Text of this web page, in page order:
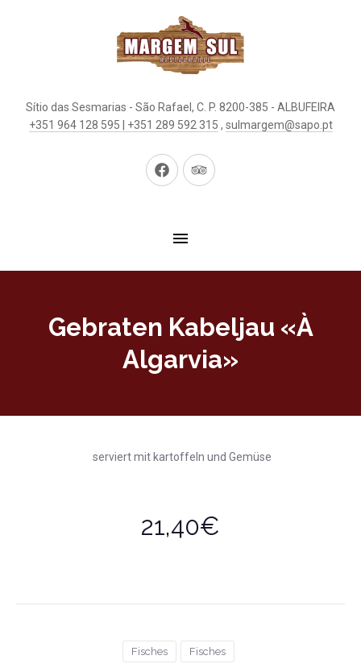
Sítio das Sesmarias - São Rafael, C. P. 8200-385 - ALBUFEIRA
+351 964 128 595 | +351 289 592 315 , sulmargem@sapo.pt
Neues Neues
Gebraten Kabeljau «À
Algarvia»
serviert mit kartoffeln und Gemüse
21,40€
Fisches Fisches